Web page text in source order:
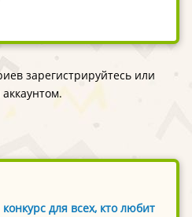
зарегистрируйтесь или
для всех, кто любит